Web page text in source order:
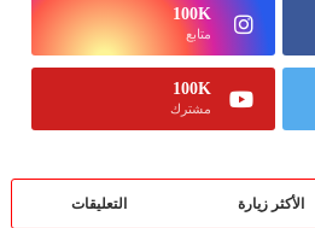
100K
متابع
100K
مشترك
الأكثر زيارة التعليقات